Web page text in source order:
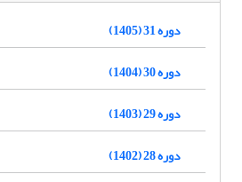
دوره 31 (1405)
دوره 30 (1404)
دوره 29 (1403)
دوره 28 (1402)